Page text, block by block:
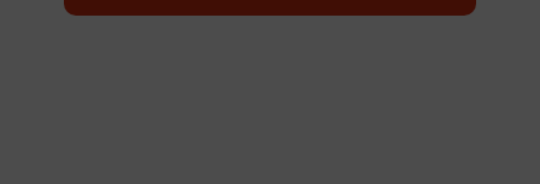
ために、銀行口座の相続手続きの手順や注意点について解